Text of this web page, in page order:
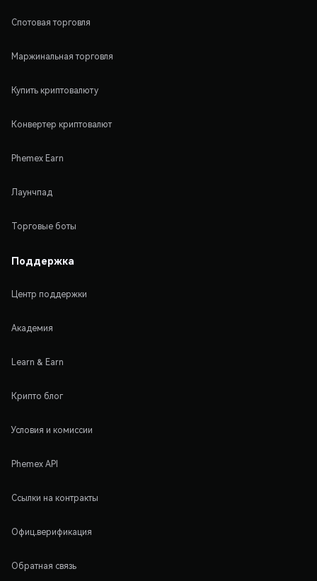
Спотовая торговля
Маржинальная торговля
Купить криптовалюту
Конвертер криптовалют
Phemex Earn
Лаунчпад
Торговые боты
Поддержка
Центр поддержки
Академия
Learn & Earn
Крипто блог
Условия и комиссии
Phemex API
Ссылки на контракты
Офиц.верификация
Обратная связь